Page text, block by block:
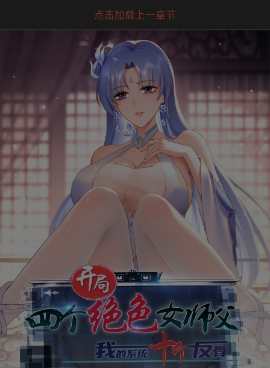
点击加载上一章节